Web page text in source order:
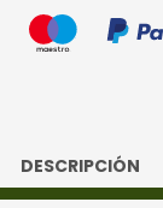
DESCRIPCIÓN